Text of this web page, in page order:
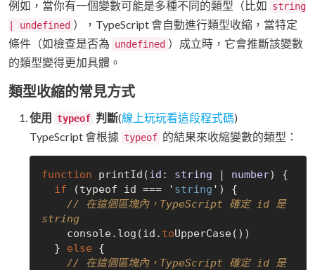
例如，當你有一個變數可能是多種不同的類型（比如 string
| undefined ），TypeScript 會自動進行類型收縮，當特定
條件（如檢查是否為 undefined ）成立時，它會推斷該變數
的類型變得更加具體。
類型收縮的常見方式
使用 typeof 判斷(線上玩玩看這段程式碼)
TypeScript 會根據 typeof 的結果來收縮變數的類型：
function printId(id : string | number)
{
if (typeof id === ' string ') {
// 在這個區塊內，TypeScript 確定 id 是
string
    console.log(id.
toUpperCase() )
  }
else {
// 在這個區塊內，TypeScript 確定 id 是